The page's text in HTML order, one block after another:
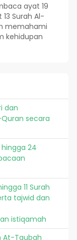
ayat 19
Surah Al-
memahami
kehidupan
dan
secara
24
11 Surah
tajwid dan
istiqamah
At-Taubah